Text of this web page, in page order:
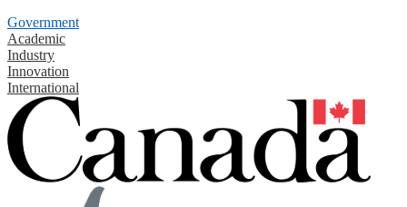
Government
Academic
Industry
Innovation
International